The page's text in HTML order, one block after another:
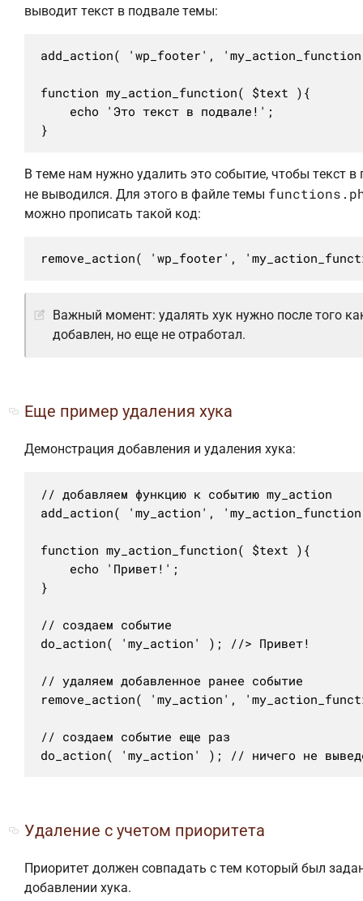
выводит текст в подвале темы:
add_action( 'wp_footer',
function my_action_function( $text ){
}
В теме нам нужно удалить это событие, чтобы текст в
не выводился. Для этого в файле темы
можно прописать такой код:
remove_action( 'wp_footer',
Важный момент: удалять хук нужно после того
добавлен, но еще не отработал.
Еще пример удаления хука
Демонстрация добавления и удаления хука:
// добавляем функцию к событию my_action
add_action( 'my_action',
function my_action_function( $text ){
}
// создаем событие
do_action( 'my_action' ); //> Привет!
// удаляем добавленное ранее событие
remove_action( 'my_action',
// создаем событие еще раз
do_action( 'my_action' ); // ничего не
Удаление с учетом приоритета
Приоритет должен совпадать с тем который был
добавлении хука.